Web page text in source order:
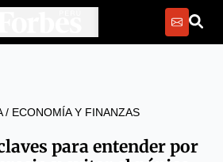
/ ECONOMÍA Y FINANZAS
para entender por